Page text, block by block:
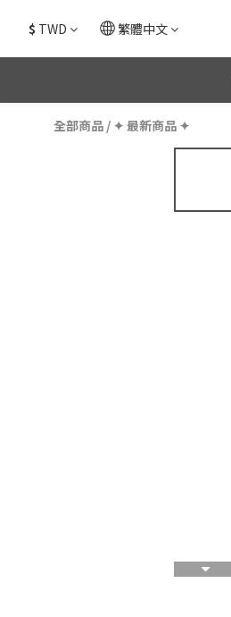
$ TWD 繁體中文
全部商品 / ✦ 最新商品 ✦